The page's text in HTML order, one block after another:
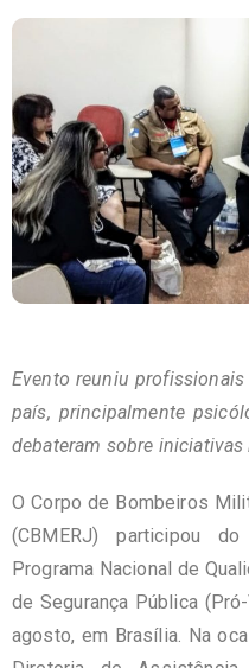
Evento reuniu
país, principalmente
debateram sobre iniciativas
O Corpo de Bombeiros
(CBMERJ) participou
Programa Nacional de
de Segurança Pública
agosto, em Brasília. Na